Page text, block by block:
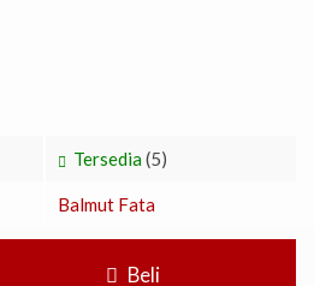
Tersedia(5)
Balmut Fata
Beli